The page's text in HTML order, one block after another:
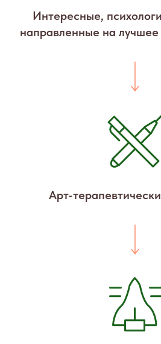
Интересные,
направленные на
Арт-